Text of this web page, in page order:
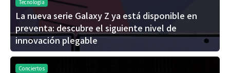
Tecnología
La nueva serie Galaxy Z ya está disponible en
preventa: descubre el siguiente nivel de
innovación plegable
Conciertos